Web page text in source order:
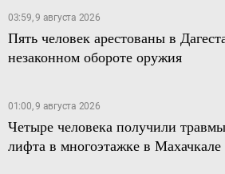
03:59, 9 августа 2026
Пять человек арестованы в
незаконном обороте оружия
01:00, 9 августа 2026
Четыре человека получили
лифта в многоэтажке в Махачкале